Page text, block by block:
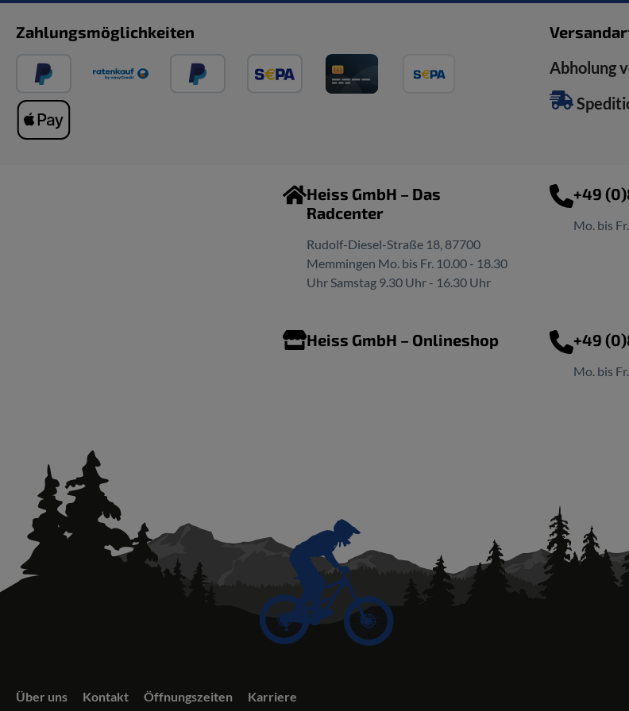
Zahlungsmöglichkeiten
Abholung
Heiss GmbH – Das
Radcenter
Rudolf-Diesel-Straße 18, 87700
Memmingen Mo. bis Fr. 10.00 - 18.30
Uhr Samstag 9.30 Uhr - 16.30 Uhr
+49
Mo. bis
Heiss GmbH – Onlineshop +49
Mo. bis
Über uns Kontakt Öffnungszeiten
Karriere